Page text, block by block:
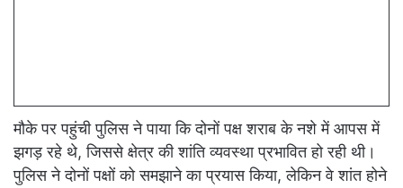
मौके पर पहुंची पुलिस ने पाया कि दोनों पक्ष शराब के नशे में आपस में
झगड़ रहे थे, जिससे क्षेत्र की शांति व्यवस्था प्रभावित हो रही थी।
पुलिस ने दोनों पक्षों को समझाने का प्रयास किया, लेकिन वे शांत होने